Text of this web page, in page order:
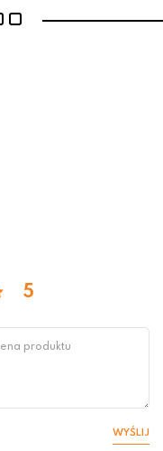
5
WYŚLIJ